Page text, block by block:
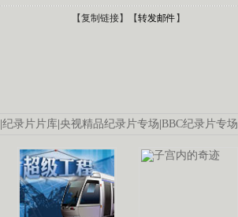
【复制链接】【转发邮件】
|纪录片片库|央视精品纪录片专场|BBC纪录片专场